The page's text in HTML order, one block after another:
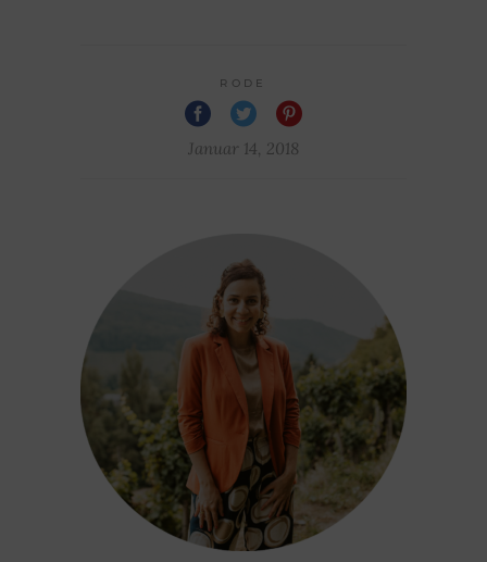
RODE
Januar 14, 2018